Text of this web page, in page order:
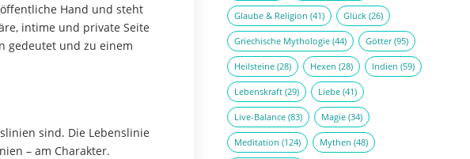
Hand und steht
intime und private Seite
gedeutet und zu einem
sind. Die Lebenslinie
– am Charakter.
Glaube & Religion (41) Glück (26)
Griechische Mythologie (44) Götter(95)
Heilsteine (28) Hexen (28) Indien (59)
Lebenskraft (29) Liebe (41)
Live-Balance (83) Magie (34)
Meditation (124) Mythen (48)